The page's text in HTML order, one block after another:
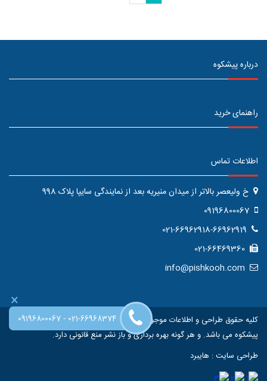
درباره پیشکوه
راهنمای خرید
اطلاعات تماس
خ ولیعصر بالاتر از میدان منیریه بعد از نمایندگی سایپا پلاک 998
کلیه حقوق طراحی و اطلاعات موجود در این سایت متعلق به فروشگاه اینترنتی
پیشکوه می باشد. و هر گونه بهره برداری و باز نشر منع قانونی دارد.
طراحی سایت: هایبرد
×
09196800067- 021-66968374